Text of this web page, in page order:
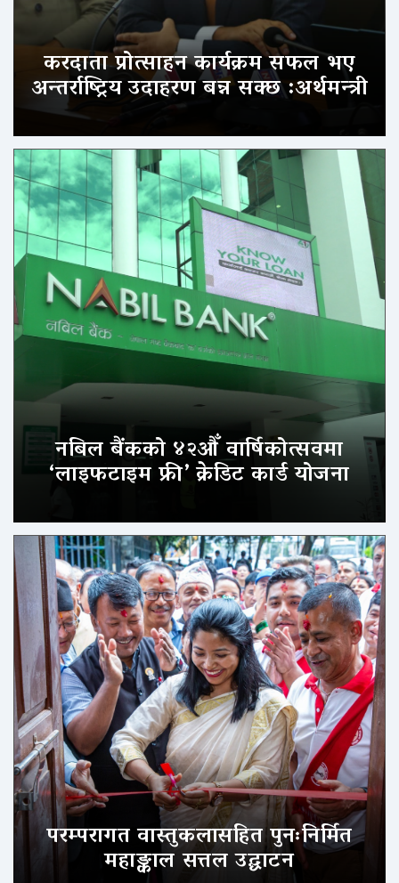
करदाता प्रोत्साहन कार्यक्रम सफल भए
अन्तर्राष्ट्रिय उदाहरण बन्न सक्छ :अर्थमन्त्री
नबिल बैंकको ४२औँ वार्षिकोत्सवमा
‘लाइफटाइम फ्री’ क्रेडिट कार्ड योजना
परम्परागत वास्तुकलासहित पुनःनिर्मित
महाङ्काल सत्तल उद्घाटन